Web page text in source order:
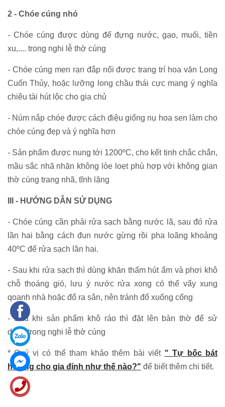
2 - Chóe cúng nhỏ
- Chóe cúng được dùng để đựng nước, gạo, muối, tiền
xu,.... trong nghi lễ thờ cúng
- Chóe cúng men rạn đắp nổi được trang trí hoa văn Long
Cuốn Thủy, hoặc lưỡng long chầu thái cực mang ý nghĩa
chiêu tài hút lộc cho gia chủ
- Núm nắp chóe được cách điệu giống nụ hoa sen làm cho
chóe cúng đẹp và ý nghĩa hơn
- Sản phẩm được nung tới 1200ºC, cho kết tinh chắc chắn,
mầu sắc nhã nhặn không lòe loẹt phù hợp với không gian
thờ cúng trang nhã, tĩnh lặng
III - HƯỚNG DẪN SỬ DỤNG
-Chóe cúng cần phải rửa sạch bằng nước lã, sau đó rửa
lần hai bằng cách đun nước gừng rồi pha loãng khoảng
40ºC để rửa sạch lần hai.
- Sau khi rửa sạch thì dùng khăn thấm hút ẩm và phơi khô
chỗ thoáng gió, lưu ý nước rửa xong có thể vẩy xung
qoanh nhà hoặc đổ ra sân, nên tránh đổ xuống cống
-Sau khi sản phẩm khô ráo thì đặt lên bàn thờ để sử
dụng trong nghi lễ thờ cúng
* Quý vị có thể tham khảo thêm bài viết " Tự bốc bát
hương cho gia đỉnh như thế nào?" để biết thêm chi tiết.